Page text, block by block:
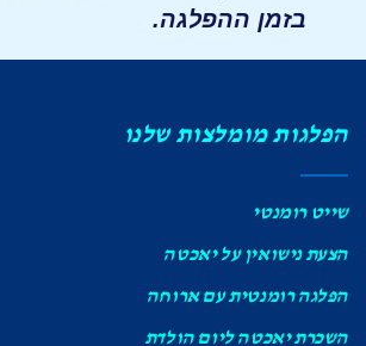
בזמן ההפלגה.
הפלגות מומלצות שלנו
שייט רומנטי
הצעת נישואין על יאכטה
הפלגה רומנטית עם ארוחה
השכרת יאכטה ליום הולדת